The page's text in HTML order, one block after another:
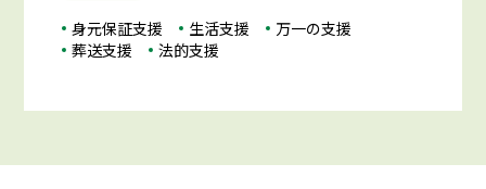
身元保証支援
生活支援
万一の支援
葬送支援
法的支援